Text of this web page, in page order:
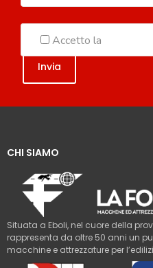
Accetto la
CHI SIAMO
Situata a Eboli, nel cuore della
rappresenta da oltre 50 anni un
macchine e attrezzature per